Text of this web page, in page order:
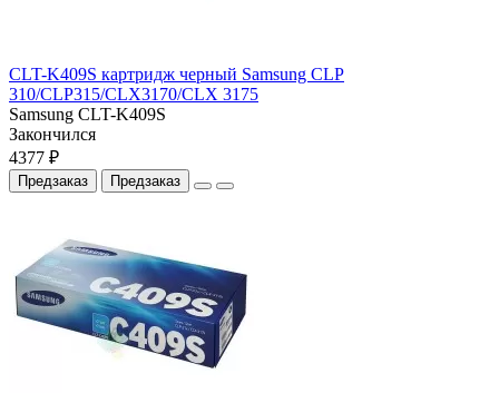
CLT-K409S картридж черный Samsung CLP
310/CLP315/CLX3170/CLX 3175
Samsung CLT-K409S
Закончился
4377 ₽
Предзаказ Предзаказ